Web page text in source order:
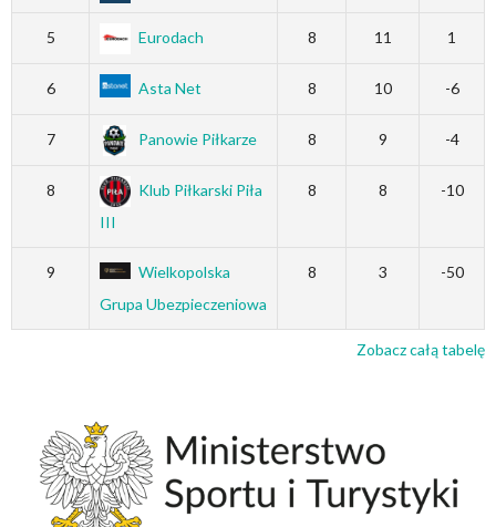
5 Eurodach 8 11 1
6 Asta Net 8 10 -6
7 Panowie Piłkarze 8 9 -4
8
Klub Piłkarski Piła
III
8 8 -10
9
Wielkopolska
Grupa Ubezpieczeniowa
8 3 -50
Zobacz całą tabelę